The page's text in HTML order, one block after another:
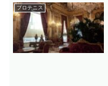
プロテニス